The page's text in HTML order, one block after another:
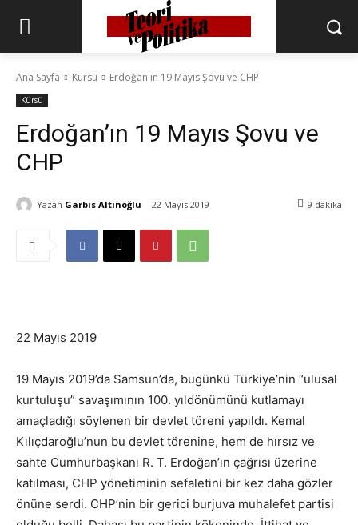
Ana Sayfa Kürsü Erdoğan'ın 19 Mayıs Şovu ve CHP
Kürsü
Erdoğan’ın 19 Mayıs Şovu ve
CHP
Yazan Garbis Altınoğlu 22 Mayıs 2019 9 dakika
22 Mayıs 2019
19 Mayıs 2019’da Samsun’da, bugünkü Türkiye’nin “ulusal
kurtuluşu” savaşımının 100. yıldönümünü kutlamayı
amaçladığı söylenen bir devlet töreni yapıldı. Kemal
Kılıçdaroğlu’nun bu devlet törenine, hem de hırsız ve
sahte Cumhurbaşkanı R. T. Erdoğan’ın çağrısı üzerine
katılması, CHP yönetiminin sefaletini bir kez daha gözler
önüne serdi. CHP’nin bir gerici burjuva muhalefet partisi